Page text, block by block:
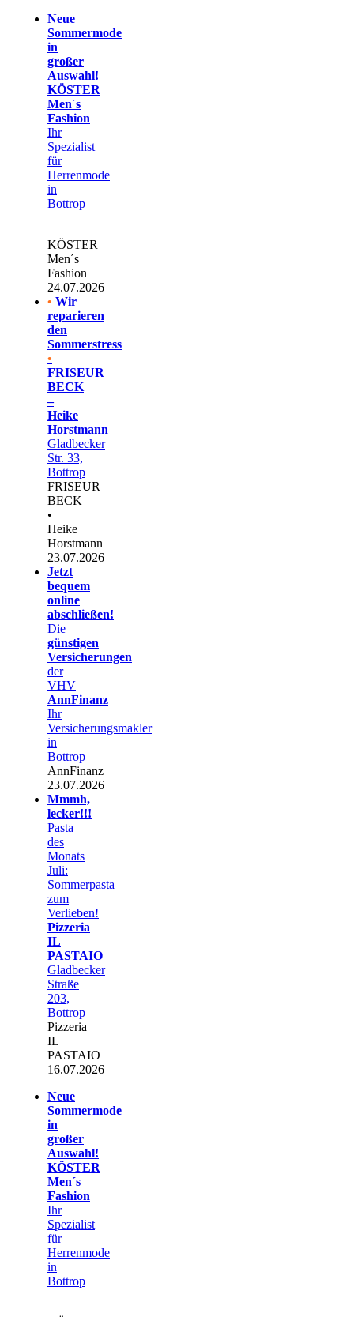
Neue
Sommermode
in
großer
Auswahl!
KÖSTER
Men´s
Fashion
Ihr
Spezialist
für
Herrenmode
in
Bottrop
KÖSTER
Men´s
Fashion
24.07.2026
• Wir
reparieren
den
Sommerstress
•
FRISEUR
BECK
–
Heike
Horstmann
Gladbecker
Str. 33,
Bottrop
FRISEUR
BECK
•
Heike
Horstmann
23.07.2026
Jetzt
bequem
online
abschließen!
Die
günstigen
Versicherungen
der
VHV
AnnFinanz
Ihr
Versicherungsmakler
in
Bottrop
AnnFinanz
23.07.2026
Mmmh,
lecker!!!
Pasta
des
Monats
Juli:
Sommerpasta
zum
Verlieben!
Pizzeria
IL
PASTAIO
Gladbecker
Straße
203,
Bottrop
Pizzeria
IL
PASTAIO
16.07.2026
Neue
Sommermode
in
großer
Auswahl!
KÖSTER
Men´s
Fashion
Ihr
Spezialist
für
Herrenmode
in
Bottrop